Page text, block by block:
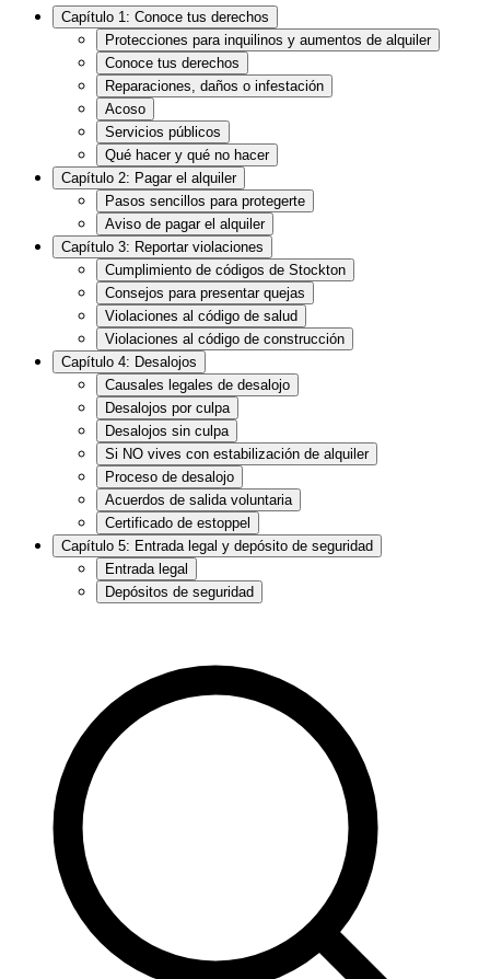
Capítulo 1: Conoce tus derechos
Protecciones para inquilinos y aumentos de alquiler
Conoce tus derechos
Reparaciones, daños o infestación
Acoso
Servicios públicos
Qué hacer y qué no hacer
Capítulo 2: Pagar el alquiler
Pasos sencillos para protegerte
Aviso de pagar el alquiler
Capítulo 3: Reportar violaciones
Cumplimiento de códigos de Stockton
Consejos para presentar quejas
Violaciones al código de salud
Violaciones al código de construcción
Capítulo 4: Desalojos
Causales legales de desalojo
Desalojos por culpa
Desalojos sin culpa
Si NO vives con estabilización de alquiler
Proceso de desalojo
Acuerdos de salida voluntaria
Certificado de estoppel
Capítulo 5: Entrada legal y depósito de seguridad
Entrada legal
Depósitos de seguridad